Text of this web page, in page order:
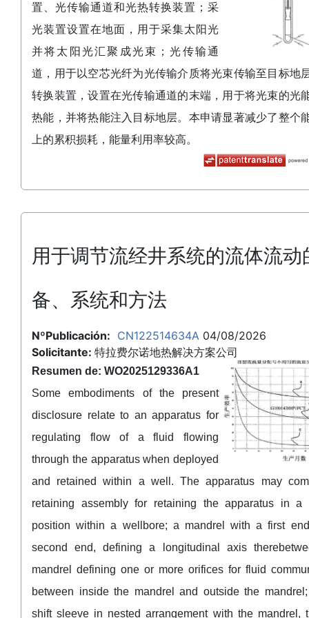
置、光传输通道和光热转换装置；采
光装置设置在地面，用于采集太阳光
并将太阳光汇聚成光束；光传输通
道，用于以空芯光纤为光传输介质将光束传输至目标地
转换装置，设置在光传输通道的末端，用于将光束的光
热能，并将热能注入目标地层。本申请显著减少了整个
上的累积损耗，能量利用率较高。
用于调节流经井系统的流体流动
备、系统和方法
NºPublicación: CN122514634A 04/08/2026
Solicitante: 特拉费尔诺地热解决方案公司
Resumen de: WO2025129336A1
Some embodiments of the present
disclosure relate to an apparatus for
regulating flow of a fluid flowing
through the apparatus when deployed
and retained within a well. The apparatus may
retaining assembly for retaining the apparatus in a
position within a wellbore; a mandrel with a first
second end, defining a longitudinal axis
mandrel defining one or more orifices for fluid
between inside the mandrel and outside the
shift sleeve in nested arrangement with the mandrel,